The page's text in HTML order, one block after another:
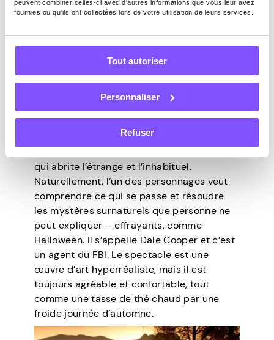
peuvent combiner celles-ci avec d'autres informations que vous leur avez
fournies ou qu'ils ont collectées lors de votre utilisation de leurs services.
Tout autoriser
Personnaliser
Refuser
l’horreur surréaliste mélangée à un tas de
seulement deux saisons. Malheureusement,
il n’a duré qu’une seconde dans les années
90 (plus précisément, en 1990-1991), et
meilleurs drames télévisés de tous les
temps, ce qui prouve son importance
qui abrite l’étrange et l’inhabituel.
Naturellement, l’un des personnages veut
comprendre ce qui se passe et résoudre
les mystères surnaturels que personne ne
peut expliquer – effrayants, comme
Halloween. Il s’appelle Dale Cooper et c’est
un agent du FBI. Le spectacle est une
œuvre d’art hyperréaliste, mais il est
toujours agréable et confortable, tout
comme une tasse de thé chaud par une
froide journée d’automne.